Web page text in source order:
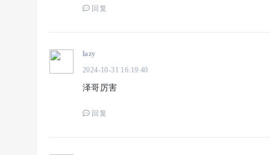
回复
lazy
2024-10-31 16:19:40
泽哥厉害
回复